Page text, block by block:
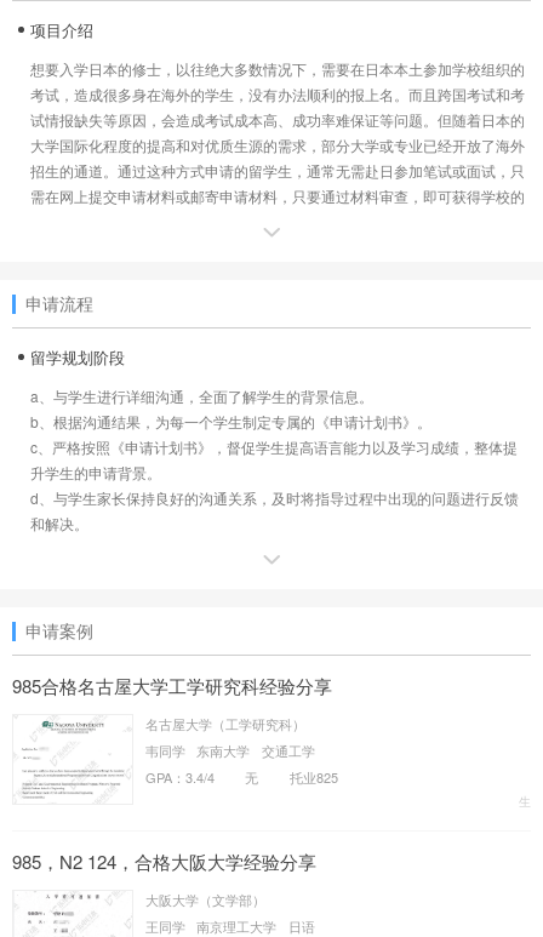
项目介绍
想要入学日本的修士，以往绝大多数情况下，需要在日本本土参加学校组织的
考试，造成很多身在海外的学生，没有办法顺利的报上名。而且跨国考试和考
试情报缺失等原因，会造成考试成本高、成功率难保证等问题。但随着日本的
大学国际化程度的提高和对优质生源的需求，部分大学或专业已经开放了海外
招生的通道。通过这种方式申请的留学生，通常无需赴日参加笔试或面试，只
需在网上提交申请材料或邮寄申请材料，只要通过材料审查，即可获得学校的
1）更快的取得修士学位，节省掉语言学校或研究生的过渡时间。
2）无需赴日参加笔试或面试。
4）申请要求明确，准备更为针对。
5）可避开心仪学校在研究生招生上的苛刻限制。
6）大学在入国管理局和大使馆信誉度高，在留手续简单，几乎无拒签。
申请条件
1）年龄：
大专生，需进行申请资格审查后（部分学校）可申请修士。
3）语言：
日语：文科专业需达到N1或等同N1水平（J.TEST、EJU均可）、理工科专业
需达到 N2或等同N2水平（J.TEST、EJU均可）。
英语：学校没有统一要求，但优秀的英语能力能大大提升申请的成功率。部分
学校和专业对英语有特殊要求（托福、托业、雅思、CET均可）。
入学时间
专业基础、语言能力、GPA、研究能力。
申请流程
留学规划阶段
a、与学生进行详细沟通，全面了解学生的背景信息。
b、根据沟通结果，为每一个学生制定专属的《申请计划书》。
c、严格按照《申请计划书》，督促学生提高语言能力以及学习成绩，整体提
升学生的申请背景。
d、与学生家长保持良好的沟通关系，及时将指导过程中出现的问题进行反馈
和解决。
穿着学问、研究方法的培训指导，努力提高学生的研究水平，同时督促学生提
高专业日语能力。
a、了解学生在国内的研究背景，论文写作情况。与学生进一步仔细讨论申请
b、为学生进行初步指导，给学生发送指导材料，讲解自我介绍和研究计划书
的写作要求，启发学生的问题意识。
c、根据申请目标校和专业范围综合评定研究课题的可行性，协助学生完善研
此阶段学生需要在咨询老师的指导下按时准确地提交毕业证明书、学位证明
书、成绩单、推荐信等所需的材料，并完成所有材料的制作。
申请案例
985合格名古屋大学工学研究科经验分享
名古屋大学（工学研究科）
韦同学
东南大学
交通工学
GPA：3.4/4
无 托业825
生
985，N2 124，合格大阪大学经验分享
大阪大学（文学部）
王同学 南京理工大学
日语